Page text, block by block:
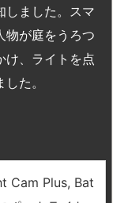
しました。スマ
物が庭をうろつ
け、ライトを点
た。
Cam Plus, Bat